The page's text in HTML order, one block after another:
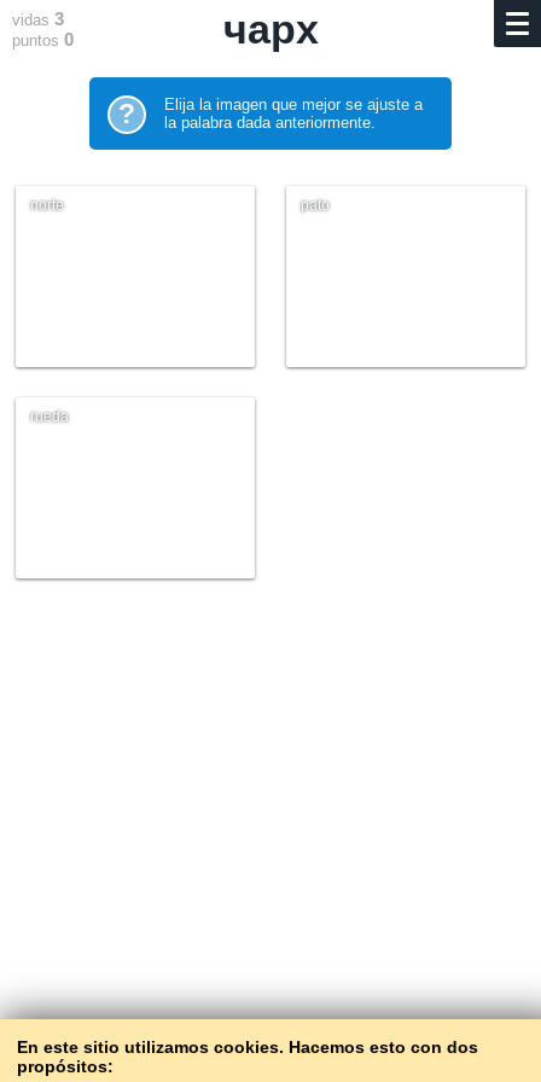
En este sitio utilizamos cookies. Hacemos esto con dos
propósitos:
vidas 3
puntos 0 чарх
?
Elija la imagen que mejor se ajuste a
la palabra dada anteriormente.
norte pato
rueda